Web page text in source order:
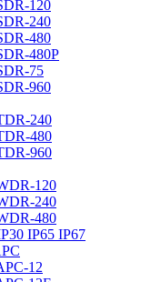
120
240
480
480P
75
960
240
480
960
120
240
480
IP65 IP67
12